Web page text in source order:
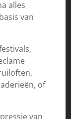
alles
van
of
van